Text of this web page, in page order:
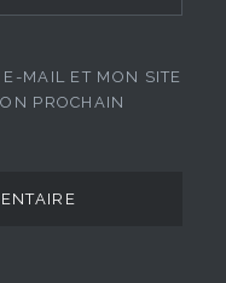
MAIL ET MON SITE
PROCHAIN